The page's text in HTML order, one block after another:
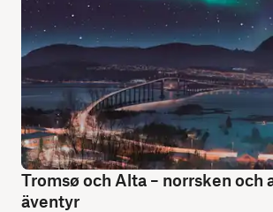
Tromsø och Alta – norrsken och
äventyr